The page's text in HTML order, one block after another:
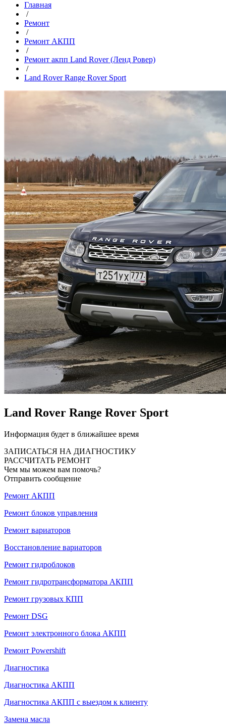
Главная
/
Ремонт
/
Ремонт АКПП
/
Ремонт акпп Land Rover (Ленд Ровер)
/
Land Rover Range Rover Sport
Land Rover Range Rover Sport
Информация будет в ближайшее время
ЗАПИСАТЬСЯ НА ДИАГНОСТИКУ
РАССЧИТАТЬ РЕМОНТ
Чем мы можем вам помочь?
Отправить сообщение
Ремонт АКПП
Ремонт блоков управления
Ремонт вариаторов
Восстановление вариаторов
Ремонт гидроблоков
Ремонт гидротрансформатора АКПП
Ремонт грузовых КПП
Ремонт DSG
Ремонт электронного блока АКПП
Ремонт Powershift
Диагностика
Диагностика АКПП
Диагностика АКПП с выездом к клиенту
Замена масла